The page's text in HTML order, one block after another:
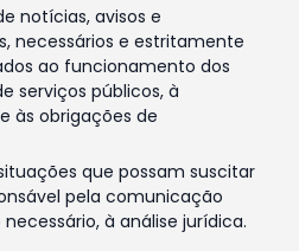
notícias, avisos e
necessários e estritamente
ao funcionamento dos
serviços públicos, à
às obrigações de
que possam suscitar
pela comunicação
à análise jurídica.